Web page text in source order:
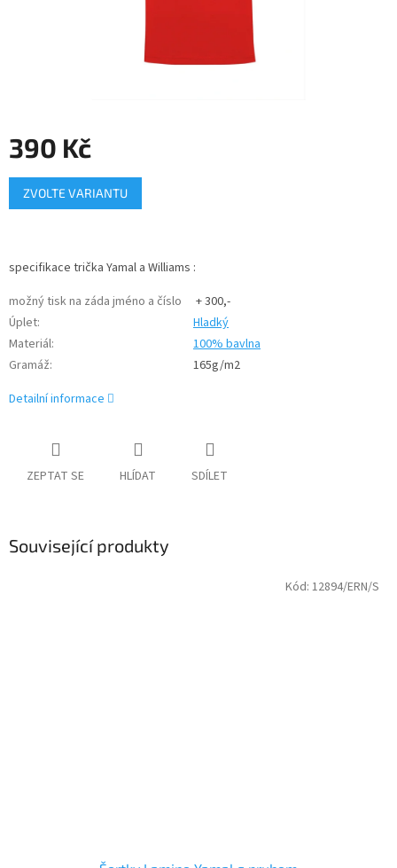
390 Kč
Měrná
cena:
ZVOLTE VARIANTU
specifikace trička Yamal a Williams :
možný tisk na záda jméno a číslo
+ 300,-
Úplet:
Hladký
Materiál:
100% bavlna
Gramáž:
165g/m2
Detailní informace
ZEPTAT SE HLÍDAT SDÍLET
Související produkty
Kód: 12894/ERN/S